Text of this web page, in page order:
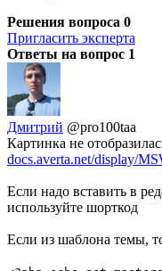
Решения вопроса 0
Пригласить эксперта
Ответы на вопрос 1
Дмитрий @pro100taa
Картинка не
docs.averta.net/display/
Если надо вставить в
используйте шорткод
Если из шаблона темы,